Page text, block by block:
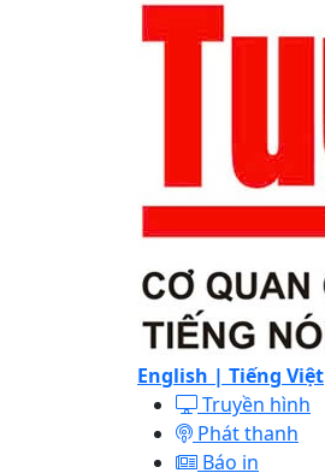
English | Tiếng Việt
Truyền hình
Phát thanh
Báo in